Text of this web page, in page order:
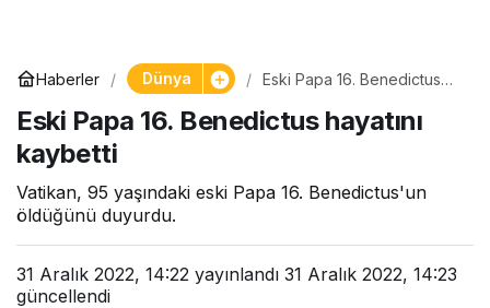
Haberler Dünya
Eski Papa 16. Benedictus
Eski Papa 16. Benedictus hayatını
kaybetti
Vatikan, 95 yaşındaki eski Papa 16. Benedictus'un
öldüğünü duyurdu.
31 Aralık 2022, 14:22 yayınlandı 31 Aralık 2022, 14:23
güncellendi